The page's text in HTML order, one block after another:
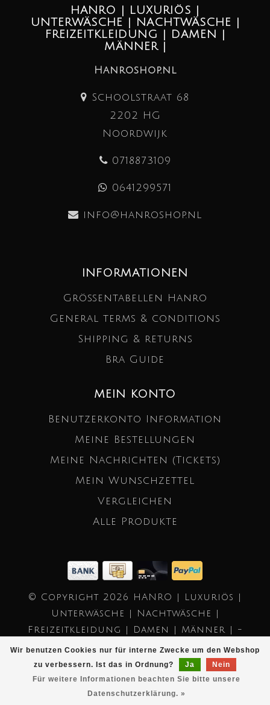
Wir benutzen Cookies nur für interne Zwecke um den Webshop
zu verbessern. Ist das in Ordnung?
Ja
Nein
Für weitere Informationen beachten Sie bitte unsere
Datenschutzerklärung. »
HANRO | LUXURIÖS |
UNTERWÄSCHE | NACHTWÄSCHE |
FREIZEITKLEIDUNG | DAMEN |
MÄNNER |
Hanroshop.nl
Schoolstraat 68
2202 HG
Noordwijk
0718873109
0641299571
info@hanroshop.nl
INFORMATIONEN
Größentabellen Hanro
General terms & conditions
Shipping & returns
Bra Guide
MEIN KONTO
Benutzerkonto Information
Meine Bestellungen
Meine Nachrichten (Tickets)
Mein Wunschzettel
Vergleichen
Alle Produkte
© Copyright 2026 HANRO | Luxuriös |
Unterwäsche | Nachtwäsche |
Freizeitkleidung | Damen | Männer | -
Powered by
Lightspeed
- Theme by
Dyvelopment